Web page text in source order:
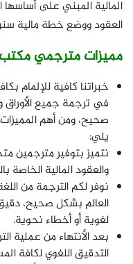
المالية المبني على أساسها
العقود ووضع خطة مالية
مميزات مترجمي
خبراتنا كافية للإلمام
في ترجمة جميع
صحيح، ومن أهم
يلي:
نتميز بتوفير مترجمين
والعقود المالية الخاصة
نوفر لكم الترجمة من
العالم بشكل صحيح،
لغوية أو أخطاء نحوية.
بعد الأنتهاء من
التدقيق اللغوي لكافة